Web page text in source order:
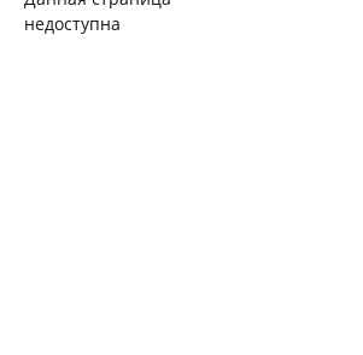
недоступна